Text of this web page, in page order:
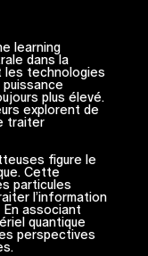
learning
dans la
les technologies
plus élevé.
explorent de
traiter
figure le
Cette
particules
l’information
associant
quantique
perspectives